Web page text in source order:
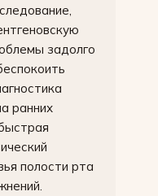
задолго
ранних
полости рта